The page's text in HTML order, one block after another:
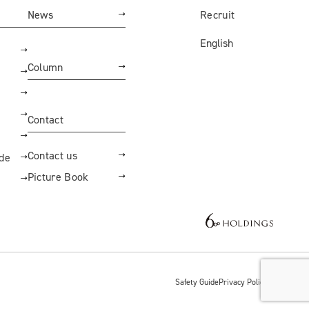
News
Column
Contact
Contact us
Picture Book
Recruit
English
Safety GuidePrivacy Policy